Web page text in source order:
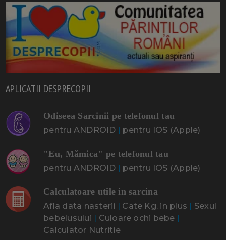
APLICATII DESPRECOPII
Odiseea Sarcinii pe telefonul tau
pentru ANDROID | pentru IOS (Apple)
"Eu, Mămica" pe telefonul tau
pentru ANDROID | pentru IOS (Apple)
Calculatoare utile in sarcina
Afla data nasterii | Cate Kg. in plus | Sexul
bebelusului | Culoare ochi bebe |
Calculator Nutritie